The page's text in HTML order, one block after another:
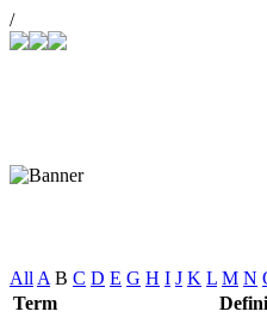
/
All A B C D E G H I J K L M N
Term